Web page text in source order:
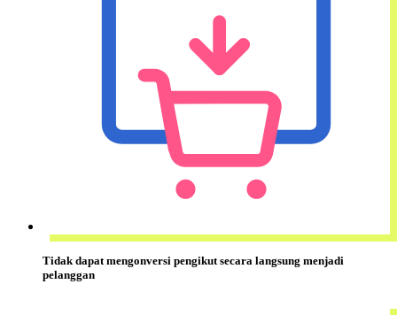
Tidak dapat mengonversi pengikut secara langsung menjadi
pelanggan